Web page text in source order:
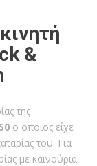
&
της
ο οποιος είχε
του. Για
με καινούρια